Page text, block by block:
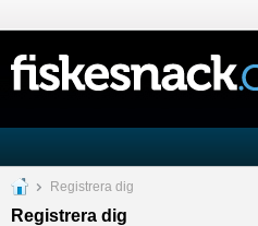
Registrera dig
Registrera dig